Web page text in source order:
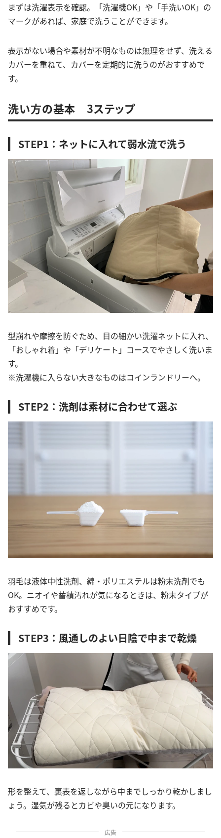
まずは洗濯表示を確認。「洗濯機OK」や「手洗いOK」の
マークがあれば、家庭で洗うことができます。
表示がない場合や素材が不明なものは無理をせず、洗える
カバーを重ねて、カバーを定期的に洗うのがおすすめで
す。
洗い方の基本 3ステップ
STEP1：ネットに入れて弱水流で洗う
型崩れや摩擦を防ぐため、目の細かい洗濯ネットに入れ、
「おしゃれ着」や「デリケート」コースでやさしく洗いま
す。
※洗濯機に入らない大きなものはコインランドリーへ。
STEP2：洗剤は素材に合わせて選ぶ
羽毛は液体中性洗剤、綿・ポリエステルは粉末洗剤でも
OK。ニオイや蓄積汚れが気になるときは、粉末タイプが
おすすめです。
STEP3：風通しのよい日陰で中まで乾燥
形を整えて、裏表を返しながら中までしっかり乾かしまし
ょう。湿気が残るとカビや臭いの元になります。
広告